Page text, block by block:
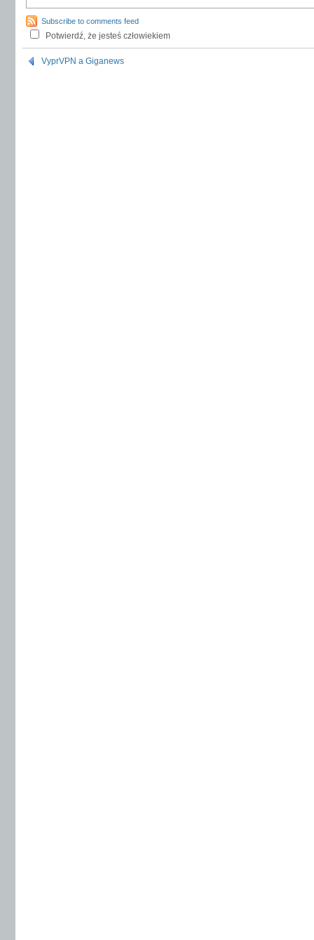
Subscribe to comments feed
Potwierdź, że jesteś człowiekiem
VyprVPN a Giganews